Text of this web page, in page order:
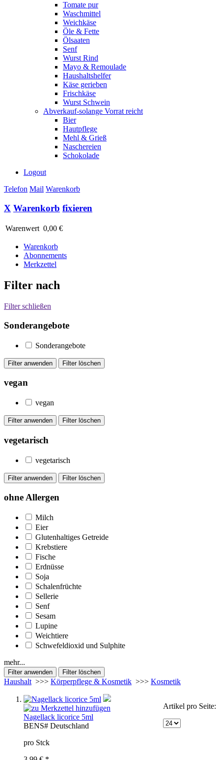
Tomate pur
Waschmittel
Weichkäse
Öle & Fette
Ölsaaten
Senf
Wurst Rind
Mayo & Remoulade
Haushaltshelfer
Käse gerieben
Frischkäse
Wurst Schwein
Abverkauf-solange Vorrat reicht
Bier
Hautpflege
Mehl & Grieß
Naschereien
Schokolade
Logout
Telefon Mail Warenkorb
X Warenkorb fixieren
Warenwert 0,00 €
Warenkorb
Abonnements
Merkzettel
Filter nach
Filter schließen
Sonderangebote
Sonderangebote
vegan
vegan
vegetarisch
vegetarisch
ohne Allergen
Milch
Eier
Glutenhaltiges Getreide
Krebstiere
Fische
Erdnüsse
Soja
Schalenfrüchte
Sellerie
Senf
Sesam
Lupine
Weichtiere
Schwefeldioxid und Sulphite
mehr...
Haushalt >>> Körperpflege & Kosmetik >>> Kosmetik
Artikel pro Seite:
Nagellack licorice 5ml
BENS# Deutschland
pro Stck